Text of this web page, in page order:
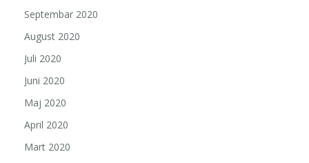
Septembar 2020
August 2020
Juli 2020
Juni 2020
Maj 2020
April 2020
Mart 2020